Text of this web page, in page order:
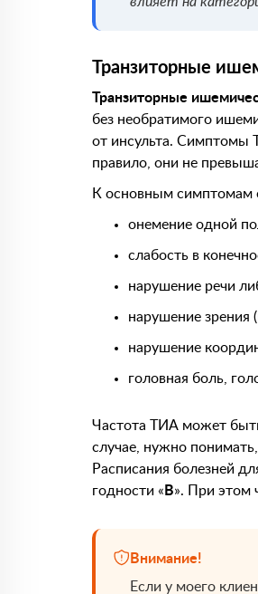
Транзиторные
Транзиторные
без необратимого
от инсульта. Симптомы
правило, они не
К основным симптомам
онемение одной
слабость в
нарушение речи
нарушение зрения
нарушение
головная боль,
Частота ТИА может
случае, нужно
Расписания болезней
годности « В». При этом
Внимание!
Если у моего